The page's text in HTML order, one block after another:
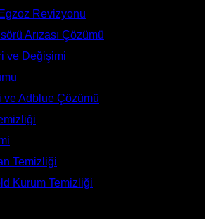
Revizyonu
Arızası Çözümü
ve Değişimi
ve Adblue Çözümü
Temizliği
Kurum Temizliği